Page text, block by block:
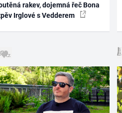
rakev, dojemná řeč Bona
Irglové s Vedderem